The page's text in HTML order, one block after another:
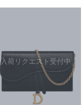
入荷リクエスト受付中